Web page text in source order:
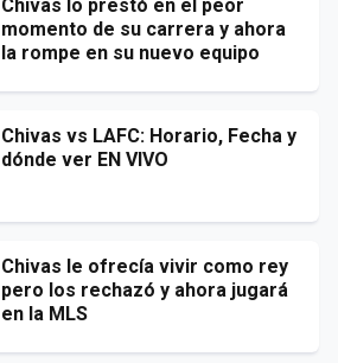
Chivas lo prestó en el peor
momento de su carrera y ahora
la rompe en su nuevo equipo
Chivas vs LAFC: Horario, Fecha y
dónde ver EN VIVO
Chivas le ofrecía vivir como rey
pero los rechazó y ahora jugará
en la MLS